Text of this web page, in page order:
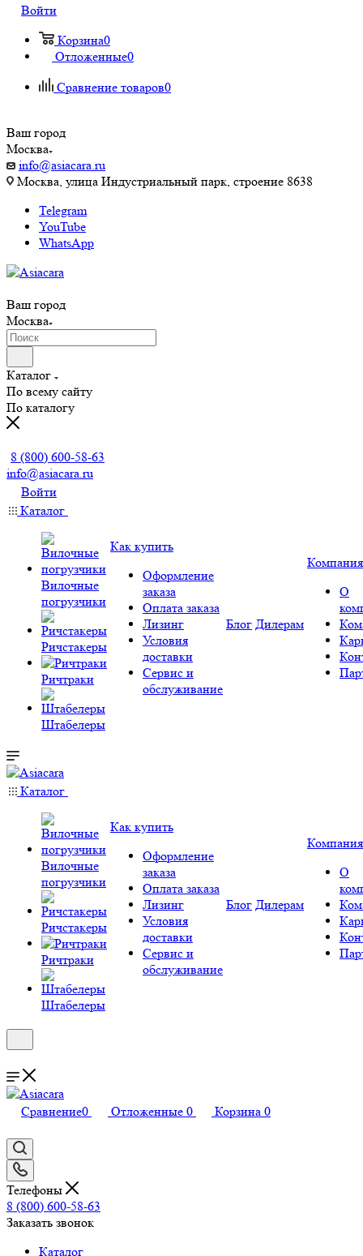
Войти
Корзина0
Отложенные0
Сравнение товаров0
Ваш город
Москва
info@asiacara.ru
Москва, улица Индустриальный парк, строение 8638
Telegram
YouTube
WhatsApp
Ваш город
Москва
Каталог
По всему сайту
По каталогу
8 (800) 600-58-63
info@asiacara.ru
Войти
Каталог
Вилочные
погрузчики
Ричстакеры
Ричтраки
Штабелеры
Как купить
Оформление
заказа
Оплата заказа
Лизинг
Условия
доставки
Сервис и
обслуживание
Блог Дилерам
Компания
О
Каталог
Вилочные
погрузчики
Ричстакеры
Ричтраки
Штабелеры
Как купить
Оформление
заказа
Оплата заказа
Лизинг
Условия
доставки
Сервис и
обслуживание
Блог Дилерам
Компания
О
Сравнение0 Отложенные 0 Корзина 0
Телефоны
8 (800) 600-58-63
Заказать звонок
Каталог